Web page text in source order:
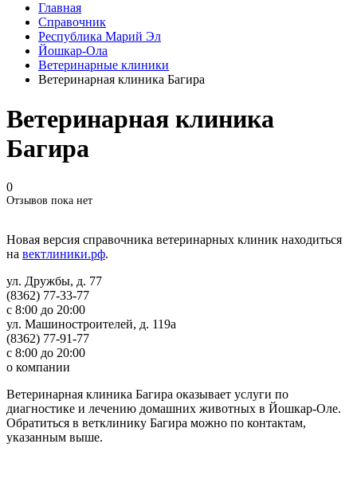
Главная
Справочник
Республика Марий Эл
Йошкар-Ола
Ветеринарные клиники
Ветеринарная клиника Багира
Ветеринарная клиника
Багира
0
Отзывов пока нет
Новая версия справочника ветеринарных клиник находиться
на вектлиники.рф.
ул. Дружбы, д. 77
(8362) 77-33-77
с 8:00 до 20:00
ул. Машиностроителей, д. 119а
(8362) 77-91-77
с 8:00 до 20:00
о компании
Ветеринарная клиника Багира оказывает услуги по
диагностике и лечению домашних животных в Йошкар-Оле.
Обратиться в ветклинику Багира можно по контактам,
указанным выше.